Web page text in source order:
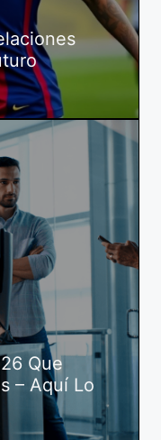
Que
– Aquí Lo